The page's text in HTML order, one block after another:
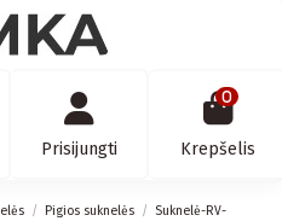
Prisijungti
0
Krepšelis
Pigios suknelės
Suknelė-RV-